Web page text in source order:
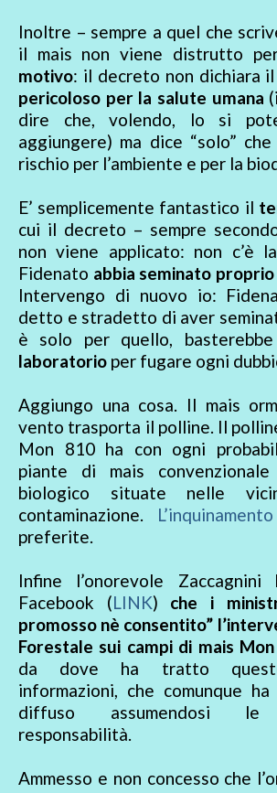
Inoltre – sempre a quel che
il mais non viene distrutto
motivo: il decreto non dichiara
pericoloso per la salute umana
dire che, volendo, lo si
aggiungere) ma dice “solo”
rischio per l’ambiente e per la
E’ semplicemente fantastico il
cui il decreto – sempre
non viene applicato: non c’è
Fidenato abbia seminato
Intervengo di nuovo io:
detto e stradetto di aver
è solo per quello,
laboratorio per fugare ogni
Aggiungo una cosa. Il mais
vento trasporta il polline. Il
Mon 810 ha con ogni
piante di mais
biologico situate nelle
contaminazione.
preferite.
Infine l’onorevole
Facebook (LINK) che i
promosso nè consentito”
Forestale sui campi di mais
da dove ha tratto
informazioni, che comunque ha
diffuso assumendosi le
responsabilità.
Ammesso e non concesso che